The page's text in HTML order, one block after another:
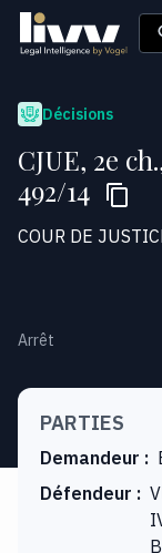
Décisions
CJUE, 2e
492/14
COUR DE
Arrêt
PARTIES
Demandeur :
Défendeur :